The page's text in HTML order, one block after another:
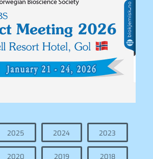
2025 2024 2023
2020 2019 2018